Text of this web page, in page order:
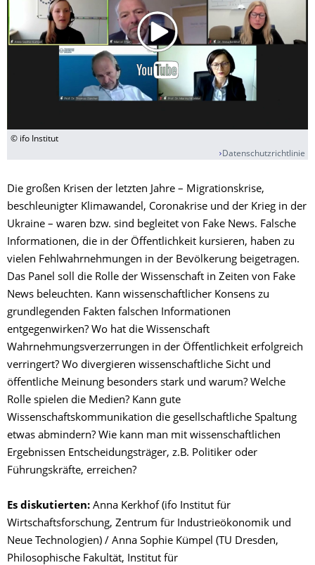
© ifo Institut
Datenschutzrichtlinie
Die großen Krisen der letzten Jahre – Migrationskrise,
beschleunigter Klimawandel, Coronakrise und der Krieg in der
Ukraine – waren bzw. sind begleitet von Fake News. Falsche
Informationen, die in der Öffentlichkeit kursieren, haben zu
vielen Fehlwahrnehmungen in der Bevölkerung beigetragen.
Das Panel soll die Rolle der Wissenschaft in Zeiten von Fake
News beleuchten. Kann wissenschaftlicher Konsens zu
grundlegenden Fakten falschen Informationen
entgegenwirken? Wo hat die Wissenschaft
Wahrnehmungsverzerrungen in der Öffentlichkeit erfolgreich
verringert? Wo divergieren wissenschaftliche Sicht und
öffentliche Meinung besonders stark und warum? Welche
Rolle spielen die Medien? Kann gute
Wissenschaftskommunikation die gesellschaftliche Spaltung
etwas abmindern? Wie kann man mit wissenschaftlichen
Ergebnissen Entscheidungsträger, z.B. Politiker oder
Führungskräfte, erreichen?
Es diskutierten: Anna Kerkhof (ifo Institut für
Wirtschaftsforschung, Zentrum für Industrieökonomik und
Neue Technologien) / Anna Sophie Kümpel (TU Dresden,
Philosophische Fakultät, Institut für